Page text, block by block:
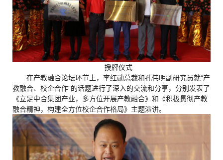
授牌仪式
在产教融合论坛环节上，李红勋总裁和孔伟明副研究员就“产
教融合、校企合作”的话题进行了深入的交流和分享，分别发表了
《立足中合集团产业，多方位开展产教融合》和《积极贯彻产教
融合精神，构建全方位校企合作格局》主题演讲。